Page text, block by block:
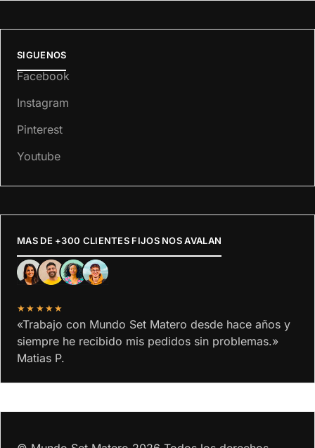
SIGUENOS
Facebook
Instagram
Pinterest
Youtube
MAS DE +300 CLIENTES FIJOS NOS AVALAN
★★★★★
«Trabajo con Mundo Set Matero desde hace años y
siempre he recibido mis pedidos sin problemas.»
Matias P.